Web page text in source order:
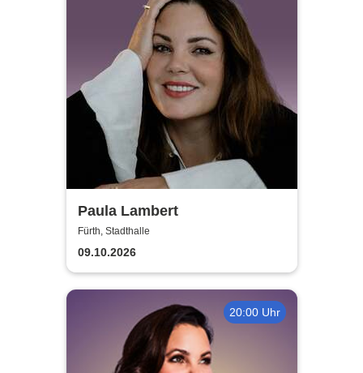
Paula Lambert
Fürth, Stadthalle
09.10.2026
20:00 Uhr